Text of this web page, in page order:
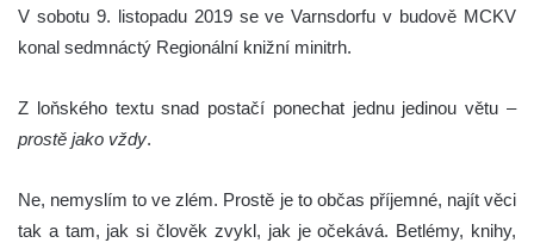
V sobotu 9. listopadu 2019 se ve Varnsdorfu v budově MCKV
konal sedmnáctý Regionální knižní minitrh.
Z loňského textu snad postačí ponechat jednu jedinou větu –
prostě jako vždy.
Ne, nemyslím to ve zlém. Prostě je to občas příjemné, najít věci
tak a tam, jak si člověk zvykl, jak je očekává. Betlémy, knihy,